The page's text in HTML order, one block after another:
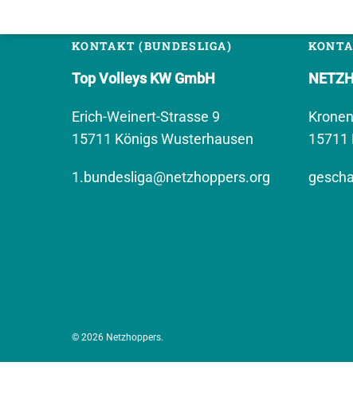
KONTAKT (BUNDESLIGA)
Top Volleys KW GmbH
Erich-Weinert-Strasse 9
15711 Königs Wusterhausen
1.bundesliga@netzhoppers.org
15711
© 2026 Netzhoppers.